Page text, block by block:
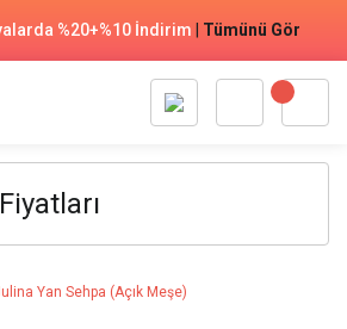
%20+%10 İndirim Tümünü Gör